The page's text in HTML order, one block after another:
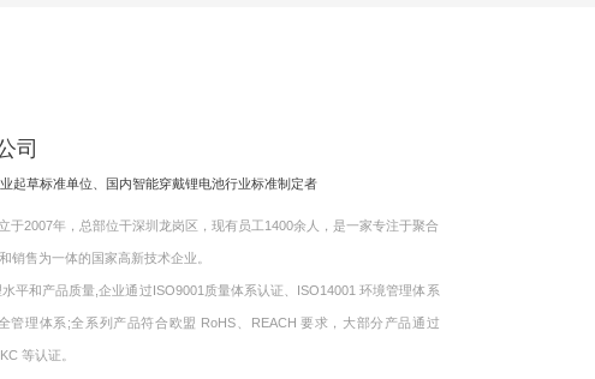
司
起草标准单位、国内智能穿戴锂电池行业标准制定者
2007年，总部位干深圳龙岗区，现有员工1400余人，是一家专注于聚合
销售为一体的国家高新技术企业。
和产品质量,企业通过ISO9001质量体系认证、ISO14001 环境管理体系
管理体系;全系列产品符合欧盟 RoHS、REACH 要求，大部分产品通过
等认证。